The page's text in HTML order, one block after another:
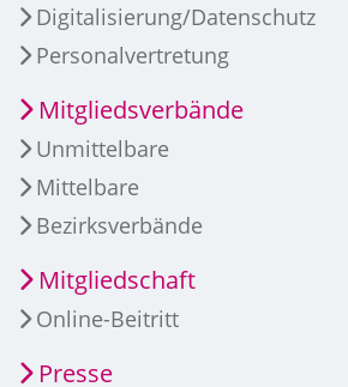
Digitalisierung/Datenschutz
Personalvertretung
Mitgliedsverbände
Unmittelbare
Mittelbare
Bezirksverbände
Mitgliedschaft
Online-Beitritt
Presse